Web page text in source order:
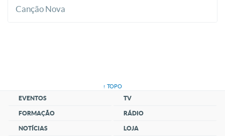
Canção Nova
↑ TOPO
EVENTOS
FORMAÇÃO
NOTÍCIAS
TV
RÁDIO
LOJA